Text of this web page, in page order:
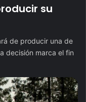
su
de producir una de
decisión marca el fin